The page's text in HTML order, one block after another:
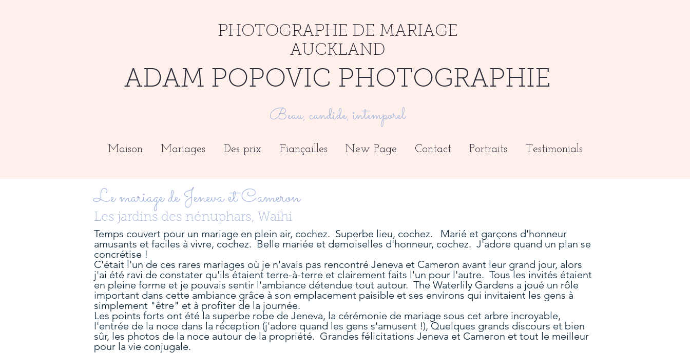
PHOTOGRAPHE DE MARIAGE
AUCKLAND
ADAM POPOVIC PHOTOGRAPHIE
Beau, candide, intemporel
Maison Mariages Des prix Fiançailles New Page Contact Portraits Testimonials
Le mariage de Jeneva et Cameron
Les jardins des nénuphars, Waihi
Temps couvert pour un mariage en plein air, cochez. Superbe lieu, cochez. Marié et garçons d'honneur
amusants et faciles à vivre, cochez. Belle mariée et demoiselles d'honneur, cochez. J'adore quand un plan se
concrétise !
C'était l'un de ces rares mariages où je n'avais pas rencontré Jeneva et Cameron avant leur grand jour, alors
j'ai été ravi de constater qu'ils étaient terre-à-terre et clairement faits l'un pour l'autre. Tous les invités étaient
en pleine forme et je pouvais sentir l'ambiance détendue tout autour. The Waterlily Gardens a joué un rôle
important dans cette ambiance grâce à son emplacement paisible et ses environs qui invitaient les gens à
simplement "être" et à profiter de la journée.
Les points forts ont été la superbe robe de Jeneva, la cérémonie de mariage sous cet arbre incroyable,
l'entrée de la noce dans la réception (j'adore quand les gens s'amusent !), Quelques grands discours et bien
sûr, les photos de la noce autour de la propriété. Grandes félicitations Jeneva et Cameron et tout le meilleur
pour la vie conjugale.